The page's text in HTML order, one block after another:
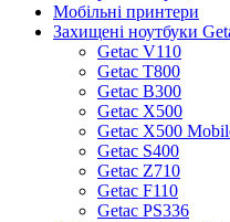
Мобільні принтери
Захищені ноутбуки
Getac V110
Getac T800
Getac B300
Getac X500
Getac X500
Getac S400
Getac Z710
Getac F110
Getac PS336